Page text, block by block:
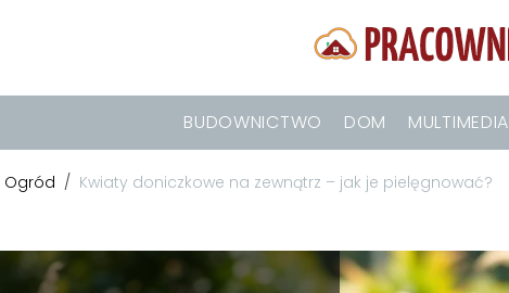
BUDOWNICTWO DOM MULTIMEDIA
Ogród / Kwiaty doniczkowe na zewnątrz – jak je pielęgnować?